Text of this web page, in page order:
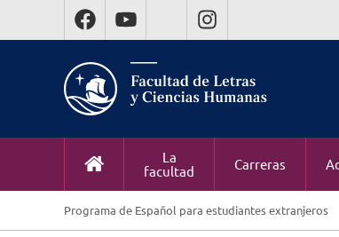
La
facultad
Carreras
Programa de Español para estudiantes extranjeros